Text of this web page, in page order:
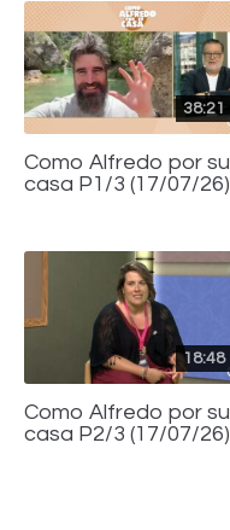
38:21
Como Alfredo por su
casa P1/3 (17/07/26)
18:48
Como Alfredo por su
casa P2/3 (17/07/26)